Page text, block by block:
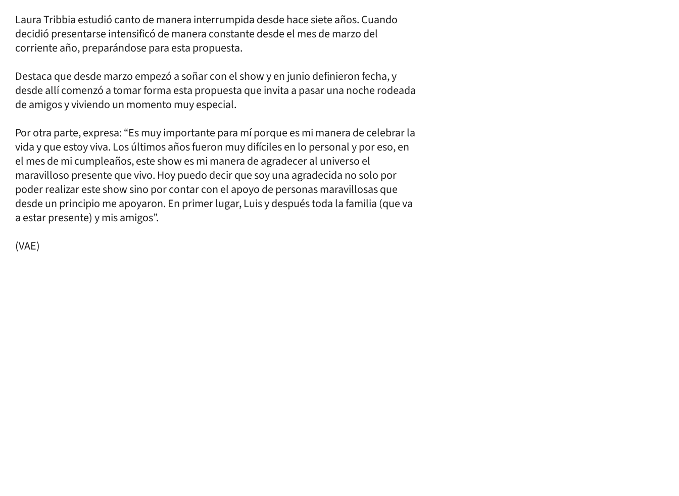
Laura Tribbia estudió canto de manera interrumpida desde hace siete años. Cuando
decidió presentarse intensificó de manera constante desde el mes de marzo del
corriente año, preparándose para esta propuesta.
Destaca que desde marzo empezó a soñar con el show y en junio definieron fecha, y
desde allí comenzó a tomar forma esta propuesta que invita a pasar una noche rodeada
de amigos y viviendo un momento muy especial.
Por otra parte, expresa: “Es muy importante para mí porque es mi manera de celebrar la
vida y que estoy viva. Los últimos años fueron muy difíciles en lo personal y por eso, en
el mes de mi cumpleaños, este show es mi manera de agradecer al universo el
maravilloso presente que vivo. Hoy puedo decir que soy una agradecida no solo por
poder realizar este show sino por contar con el apoyo de personas maravillosas que
desde un principio me apoyaron. En primer lugar, Luis y después toda la familia (que va
a estar presente) y mis amigos”.
(VAE)